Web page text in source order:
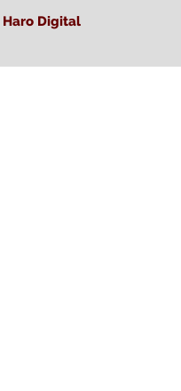
Haro Digital